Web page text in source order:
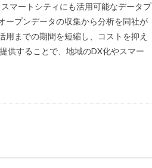
マートシティにも活用可能なデータプ
ープンデータの収集から分析を同社が
までの期間を短縮し、コストを抑え
供することで、地域のDX化やスマー